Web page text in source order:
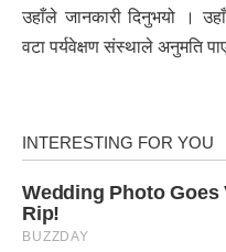
उहाँले जानकारी दिनुभयो ।
वटा पर्यवेक्षण संस्थाले अनुमति